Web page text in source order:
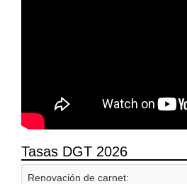
Tasas DGT 2026
Renovación de carnet: